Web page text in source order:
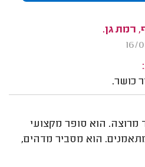
רמת גן.
כושר.
מרוצה. הוא סופר מקצועי
הוא מסביר מדהים,